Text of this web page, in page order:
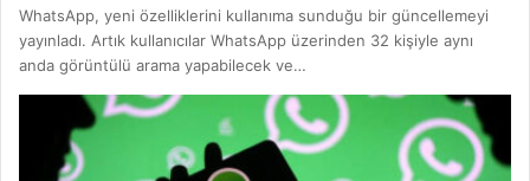
WhatsApp, yeni özelliklerini kullanıma sunduğu bir güncellemeyi
yayınladı. Artık kullanıcılar WhatsApp üzerinden 32 kişiyle aynı
anda görüntülü arama yapabilecek ve…